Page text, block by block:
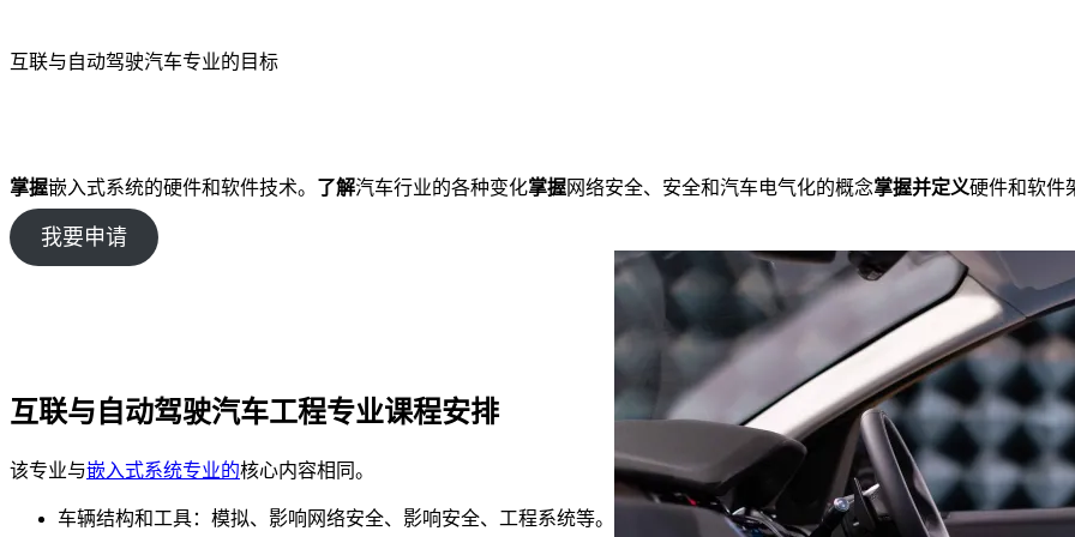
互联与自动驾驶汽车专业的目标
掌握嵌入式系统的硬件和软件技术。 了解汽车行业的各种变化掌握网络安全、安全和汽车电气化的概念掌握并定义硬件和软件
我要申请
互联与自动驾驶汽车工程专业课程安排
该专业与嵌入式系统专业的核心内容相同。
车辆结构和工具：模拟、影响网络安全、影响安全、工程系统等。